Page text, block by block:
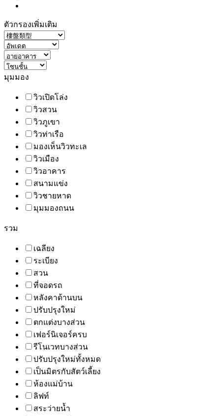
ตัวกรองเพิ่มเติม
มุมมอง
วิวเปิดโล่ง
วิวสวน
วิวภูเขา
วิวท่าเรือ
มองเห็นวิวทะเล
วิวเมือง
วิวอาคาร
สนามแข่ง
วิวชายหาด
มุมมองถนน
รวม
เฉลียง
ระเบียง
สวน
ที่จอดรถ
หลังคาด้านบน
ปรับปรุงใหม่
ตกแต่งบางส่วน
เฟอร์นิเจอร์ครบ
รีโนเวทบางส่วน
ปรับปรุงใหม่ทั้งหมด
เป็นมิตรกับสัตว์เลี้ยง
ห้องแม่บ้าน
ลิฟท์
สระว่ายน้ำ